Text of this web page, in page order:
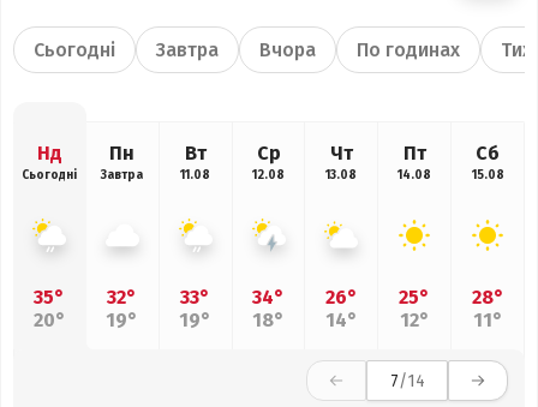
Сьогодні Завтра Вчора По годинах
Нд
Сьогодні
35°
20°
Пн
Завтра
32°
19°
Вт
11.08
33°
19°
Ср
12.08
34°
18°
Чт
13.08
26°
14°
Пт
14.08
25°
12°
Сб
15.08
28°
11°
7/14